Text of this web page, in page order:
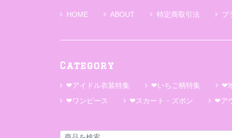
HOME ABOUT 特定商取引法 プ
Category
❤アイドル衣装特集 ❤いちご柄特集 ❤
❤ワンピース
❤スカート・ズボン ❤ア